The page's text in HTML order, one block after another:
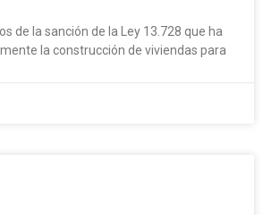
de la sanción de la Ley 13.728 que ha
la construcción de viviendas para